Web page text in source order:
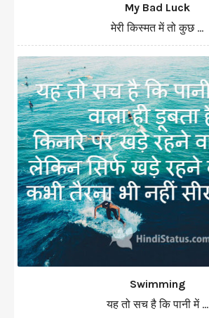
My Bad Luck
मेरी किस्मत में तो कुछ ...
Swimming
यह तो सच है कि पानी में ...